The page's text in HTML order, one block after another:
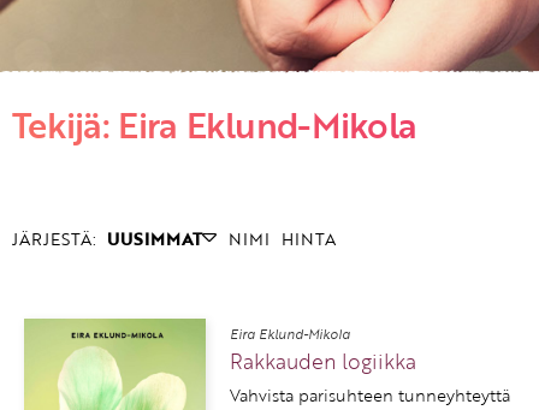
KIRJAUDU SISÄÄN
Etkö ole vielä asiakkaamme?
Tekijä: Eira Eklund-Mikola
JÄRJESTÄ: UUSIMMAT NIMI HINTA
Eira Eklund-Mikola
Rakkauden logiikka
Vahvista parisuhteen tunneyhteyttä